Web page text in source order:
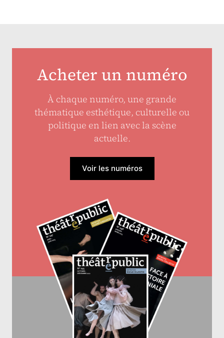
Acheter un numéro
À chaque numéro, une grande
thématique esthétique, culturelle ou
politique en lien avec la scène
actuelle.
Voir les numéros